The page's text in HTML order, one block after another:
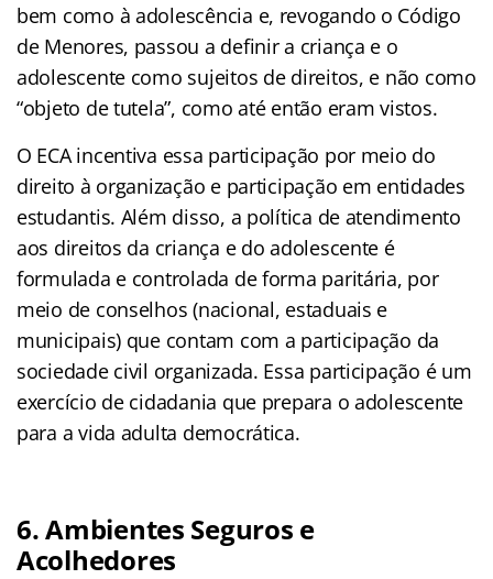
bem como à adolescência e, revogando o Código
de Menores, passou a definir a criança e o
adolescente como sujeitos de direitos, e não como
“objeto de tutela”, como até então eram vistos.
O ECA incentiva essa participação por meio do
direito à organização e participação em entidades
estudantis. Além disso, a política de atendimento
aos direitos da criança e do adolescente é
formulada e controlada de forma paritária, por
meio de conselhos (nacional, estaduais e
municipais) que contam com a participação da
sociedade civil organizada. Essa participação é um
exercício de cidadania que prepara o adolescente
para a vida adulta democrática.
6. Ambientes Seguros e
Acolhedores